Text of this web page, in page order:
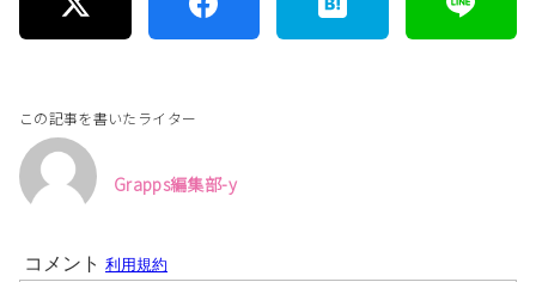
この記事を書いたライター
Grapps編集部-y